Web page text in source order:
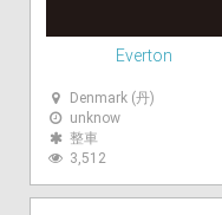
Everton
Denmark (丹)
unknow
整車
3,512